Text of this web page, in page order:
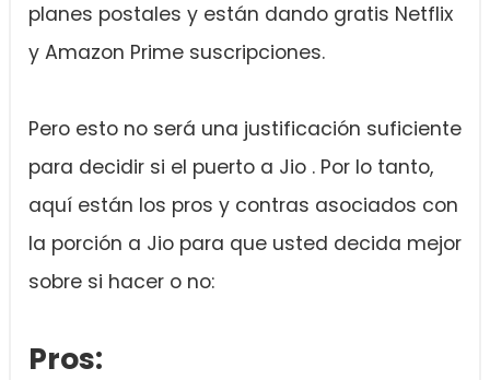
planes postales y están dando gratis Netflix
y Amazon Prime suscripciones.
Pero esto no será una justificación suficiente
para decidir si el puerto a Jio . Por lo tanto,
aquí están los pros y contras asociados con
la porción a Jio para que usted decida mejor
sobre si hacer o no:
Pros: